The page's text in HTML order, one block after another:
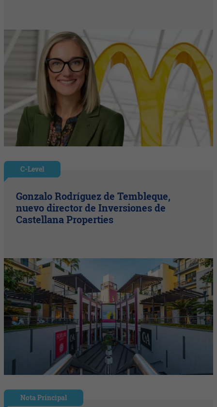
C-Level
Gonzalo Rodríguez de Tembleque,
nuevo director de Inversiones de
Castellana Properties
Nota Principal